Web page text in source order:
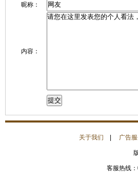
昵称：
内容：
关于我们 | 广告
客服热线